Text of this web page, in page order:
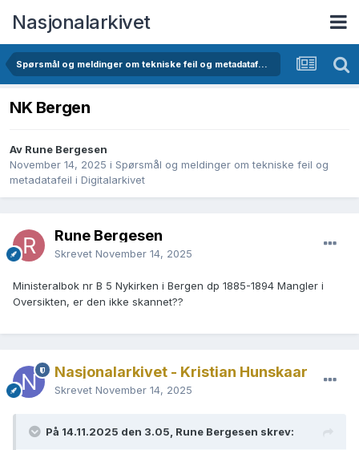
Nasjonalarkivet
Spørsmål og meldinger om tekniske feil og metadatafeil i Digitalarkivet
NK Bergen
Av Rune Bergesen
November 14, 2025 i Spørsmål og meldinger om tekniske feil og
metadatafeil i Digitalarkivet
Rune Bergesen
Skrevet November 14, 2025
Ministeralbok nr B 5 Nykirken i Bergen dp 1885-1894 Mangler i
Oversikten, er den ikke skannet??
Nasjonalarkivet - Kristian Hunskaar
Skrevet November 14, 2025
På 14.11.2025 den 3.05, Rune Bergesen skrev: